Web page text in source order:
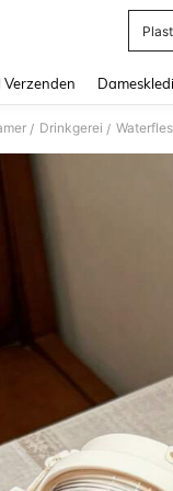
Verzenden
/ Drinkgerei /